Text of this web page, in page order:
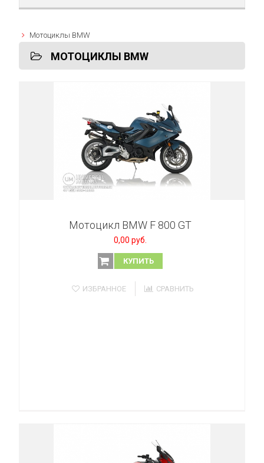
Мотоциклы BMW
МОТОЦИКЛЫ BMW
Мотоцикл BMW F 800 GT
0,00 руб.
КУПИТЬ
ИЗБРАННОЕ СРАВНИТЬ